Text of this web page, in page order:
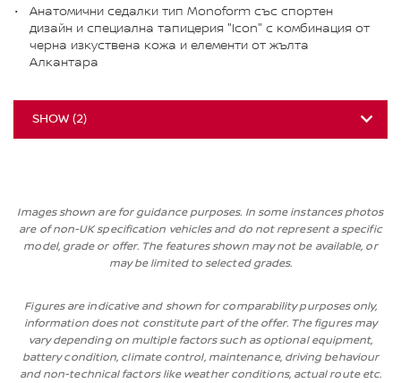
Анатомични седалки тип Monoform със спортен
дизайн и специална тапицерия "Icon" с комбинация от
черна изкуствена кожа и елементи от жълта
Алкантара
SHOW (2)
Images shown are for guidance purposes. In some instances photos
are of non-UK specification vehicles and do not represent a specific
model, grade or offer. The features shown may not be available, or
may be limited to selected grades.
Figures are indicative and shown for comparability purposes only,
information does not constitute part of the offer. The figures may
vary depending on multiple factors such as optional equipment,
battery condition, climate control, maintenance, driving behaviour
and non-technical factors like weather conditions, actual route etc.